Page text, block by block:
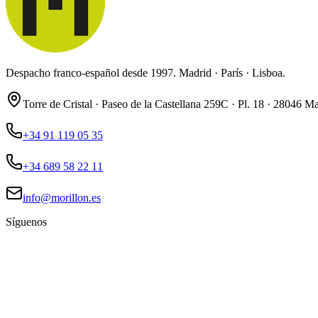
Despacho franco-español desde 1997. Madrid · París · Lisboa.
Torre de Cristal · Paseo de la Castellana 259C · Pl. 18 · 28046
+34 91 119 05 35
+34 689 58 22 11
info@morillon.es
Síguenos